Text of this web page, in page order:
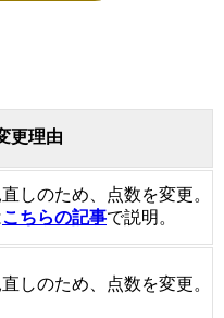
更理由
しのため、点数を変更。
こちらの記事で説明。
しのため、点数を変更。